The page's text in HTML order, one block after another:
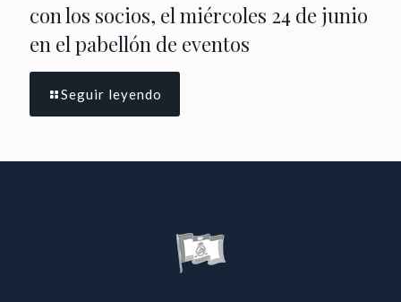
con los socios, el miércoles 24 de junio
en el pabellón de eventos
Seguir leyendo